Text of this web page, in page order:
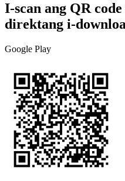
I-scan ang QR
direktang i-
Google Play